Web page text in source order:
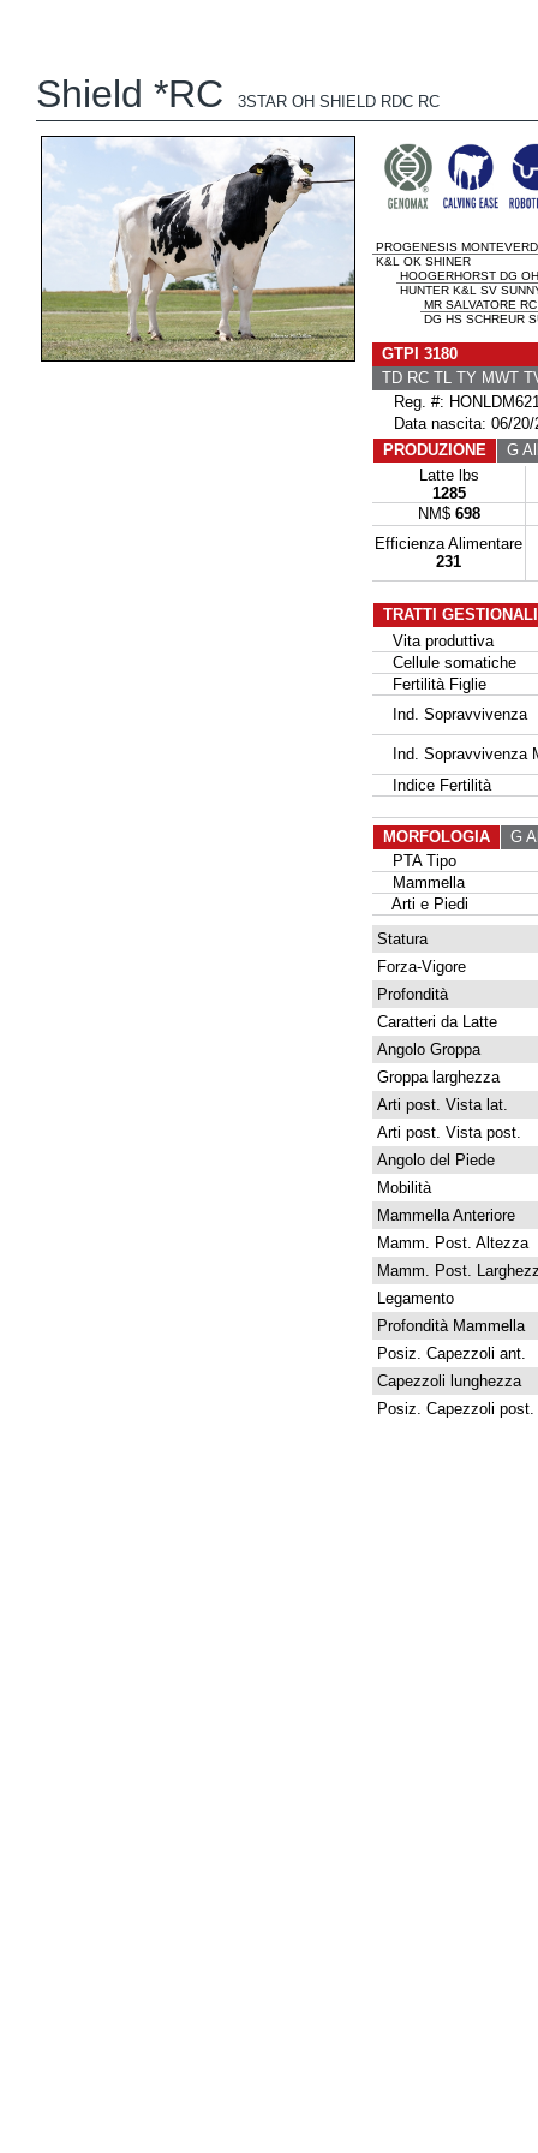
Shield *RC 3STAR OH SHIELD RDC RC
PROGENESIS
K&L OK SHINER
HOOGERHORST DG
HUNTER K&L SV
MR SALVATORE RC
DG HS SCHREUR
GTPI 3180
TD RC TL TY MWT
Reg. #:
Data nascita: 06/20/
PRODUZIONE
G
Latte lbs
1285
NM$ 698
Efficienza Alimentare
231
TRATTI
Vita produttiva
Cellule somatiche
Fertilità Figlie
Ind. Sopravvivenza
Ind. Sopravvivenza
Indice Fertilità
MORFOLOGIA
G
PTA Tipo
Mammella
Arti e Piedi
Statura
Forza-Vigore
Profondità
Caratteri da Latte
Angolo Groppa
Groppa larghezza
Arti post. Vista lat.
Arti post. Vista post.
Angolo del Piede
Mobilità
Mammella Anteriore
Mamm. Post. Altezza
Mamm. Post.
Legamento
Profondità Mammella
Posiz. Capezzoli ant.
Capezzoli lunghezza
Posiz. Capezzoli post.